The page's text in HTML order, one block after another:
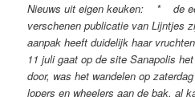
Nieuws uit eigen keuken: * de
verschenen publicatie van Lijntjes
aanpak heeft duidelijk haar
11 juli gaat op de site Sanapolis
door, was het wandelen op
lopers en wheelers aan de bak, al